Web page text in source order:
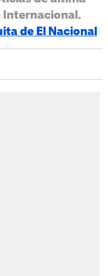
Internacional.
de El Nacional